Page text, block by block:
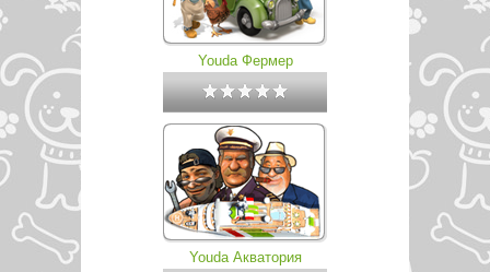
Youda Фермер
Youda Акватория